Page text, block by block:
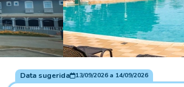
Data sugerida 13/09/2026a 14/09/2026